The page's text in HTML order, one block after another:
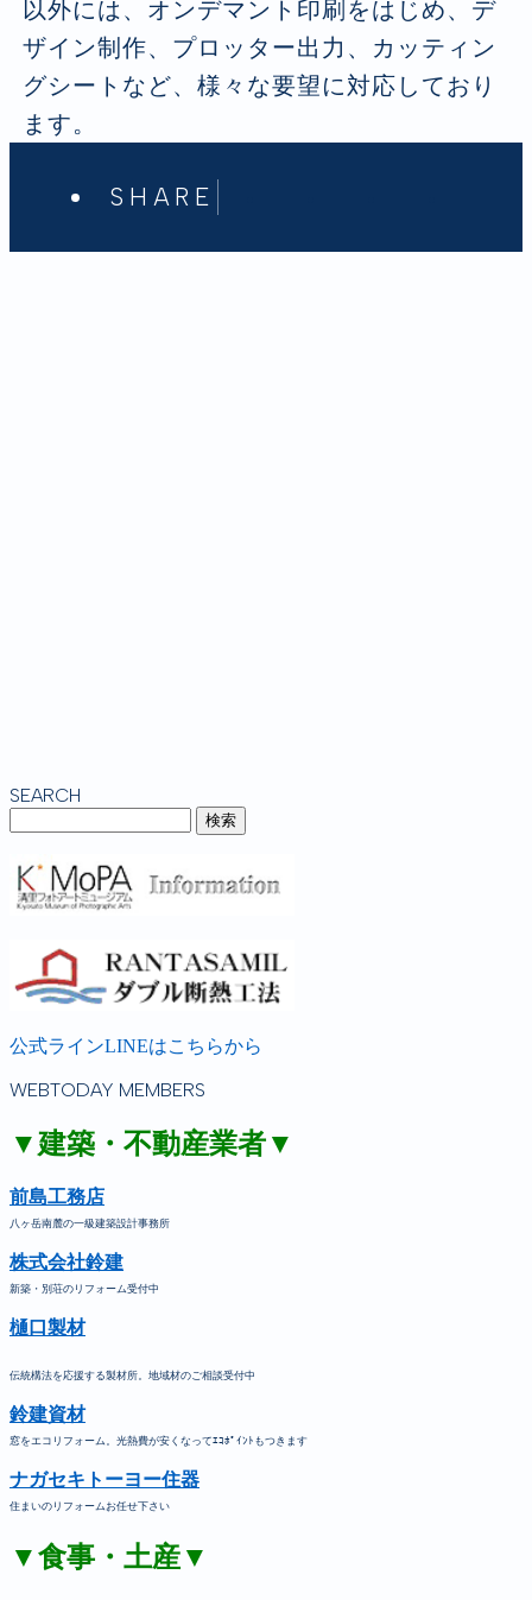
以外には、オンデマント印刷をはじめ、デ
ザイン制作、プロッター出力、カッティン
グシートなど、様々な要望に対応しており
ます。
SHARE
SEARCH
公式ラインLINEはこちらから
WEBTODAY MEMBERS
▼建築・不動産業者▼
前島工務店
八ヶ岳南麓の一級建築設計事務所
株式会社鈴建
新築・別荘のリフォーム受付中
樋口製材
伝統構法を応援する製材所。地域材のご相談受付中
鈴建資材
窓をエコリフォーム。光熱費が安くなってｴｺﾎﾟｲﾝﾄもつきます
ナガセキトーヨー住器
住まいのリフォームお任せ下さい
▼食事・土産▼